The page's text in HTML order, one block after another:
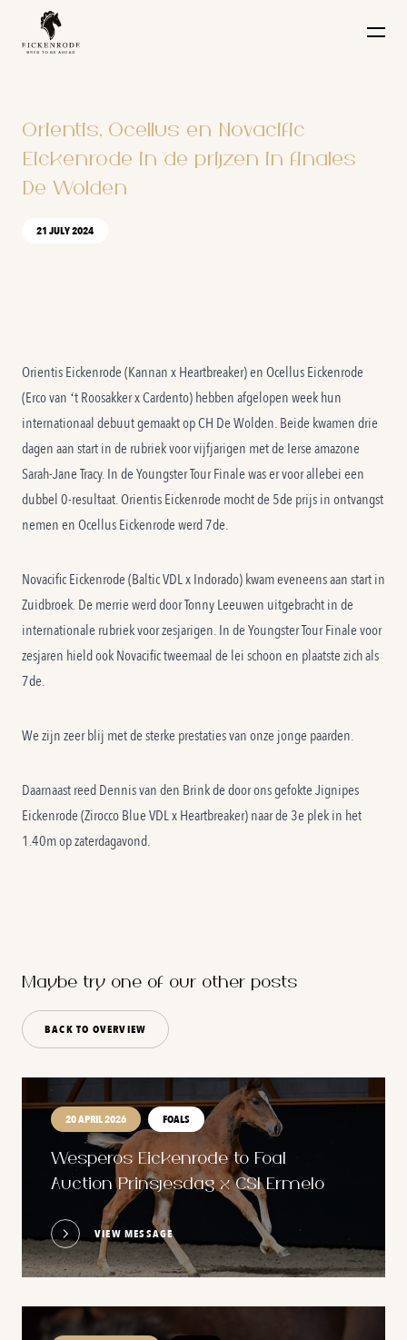
Naar de content
Orientis, Ocellus en Novacific
Eickenrode in de prijzen in finales
De Wolden
21 JULY 2024
Orientis Eickenrode(Kannan x Heartbreaker) enOcellus Eickenrode
(Erco van ‘t Roosakker x Cardento) hebben afgelopen week hun
internationaal debuut gemaakt op CH De Wolden. Beide kwamen drie
dagen aan start in de rubriek voor vijfjarigen met de Ierse amazone
Sarah-Jane Tracy. In de Youngster Tour Finale was er voor allebei een
dubbel 0-resultaat. Orientis Eickenrode mocht de 5de prijs in ontvangst
nemen en Ocellus Eickenrode werd 7de.
Novacific Eickenrode(Baltic VDL x Indorado) kwam eveneens aan start in
Zuidbroek. De merrie werd door Tonny Leeuwen uitgebracht in de
internationale rubriek voor zesjarigen. In de Youngster Tour Finale voor
zesjaren hield ook Novacific tweemaal de lei schoon en plaatste zich als
7de.
We zijn zeer blij met de sterke prestaties van onze jonge paarden.
Daarnaast reed Dennis van den Brink de door ons gefokte Jignipes
Eickenrode (Zirocco Blue VDL x Heartbreaker) naar de 3e plek in het
1.40m op zaterdagavond.
Maybe try one of our other posts
BACK TO OVERVIEW
20 APRIL 2026 FOALS
Wesperos Eickenrode to Foal
Auction Prinsjesdag x CSI Ermelo
VIEW MESSAGE